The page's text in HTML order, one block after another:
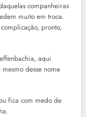
companheiras
muito em troca.
pronto,
aqui
desse nome
fica com medo de